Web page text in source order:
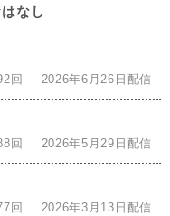
なし
回 2026年6月26日配信
回 2026年5月29日配信
回 2026年3月13日配信